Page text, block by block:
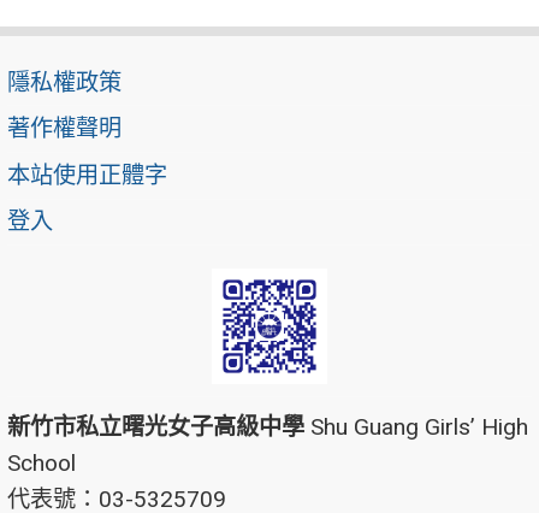
隱私權政策
著作權聲明
本站使用正體字
登入
新竹市私立曙光女子高級中學 Shu Guang Girls’ High
School
代表號：03-5325709